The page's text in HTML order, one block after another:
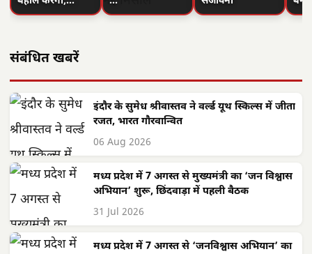
संबंधित खबरें
इंदौर के सुमेध श्रीवास्तव ने वर्ल्ड यूथ स्किल्स में जीता
रजत, भारत गौरवान्वित
06 Aug 2026
मध्य प्रदेश में 7 अगस्त से मुख्यमंत्री का ‘जन विश्वास
अभियान’ शुरू, छिंदवाड़ा में पहली बैठक
31 Jul 2026
मध्य प्रदेश में 7 अगस्त से ‘जनविश्वास अभियान’ का